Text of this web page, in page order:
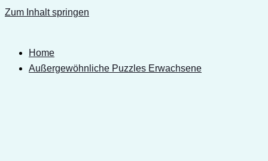
Zum Inhalt springen
Home
Außergewöhnliche Puzzles Erwachsene